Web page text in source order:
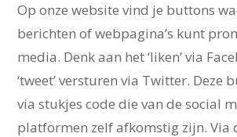
Op onze website vind je buttons
berichten of webpagina’s kunt
media. Denk aan het ‘liken’ via
‘tweet’ versturen via Twitter. Deze
via stukjes code die van de social
platformen zelf afkomstig zijn. Via